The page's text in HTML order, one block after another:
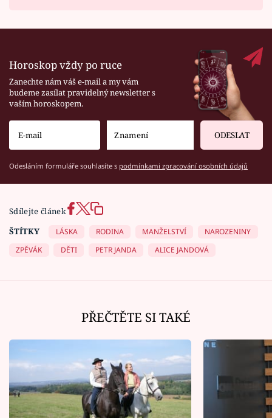
Horoskop vždy po ruce
Zanechte nám váš e-mail a my vám
budeme zasílat pravidelný newsletter s
vaším horoskopem.
ODESLAT
Odesláním formuláře souhlasíte s podmínkami zpracování osobních údajů
Sdílejte článek
ŠTÍTKY
LÁSKA RODINA MANŽELSTVÍ
NAROZENINY
ZPĚVÁK
DĚTI PETR JANDA ALICE JANDOVÁ
PŘEČTĚTE SI TAKÉ